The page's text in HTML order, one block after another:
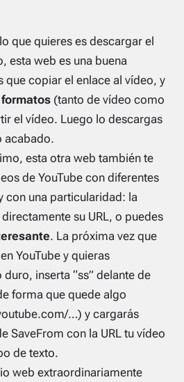
que quieres es descargar el
esta web es una buena
que copiar el enlace al vídeo, y
(tanto de vídeo como
el vídeo. Luego lo descargas
acabado.
esta otra web también te
de YouTube con diferentes
con una particularidad: la
su URL, o puedes
. La próxima vez que
YouTube y quieras
inserta “ss” delante de
forma que quede algo
…) y cargarás
SaveFrom con la URL tu vídeo
de texto.
web extraordinariamente